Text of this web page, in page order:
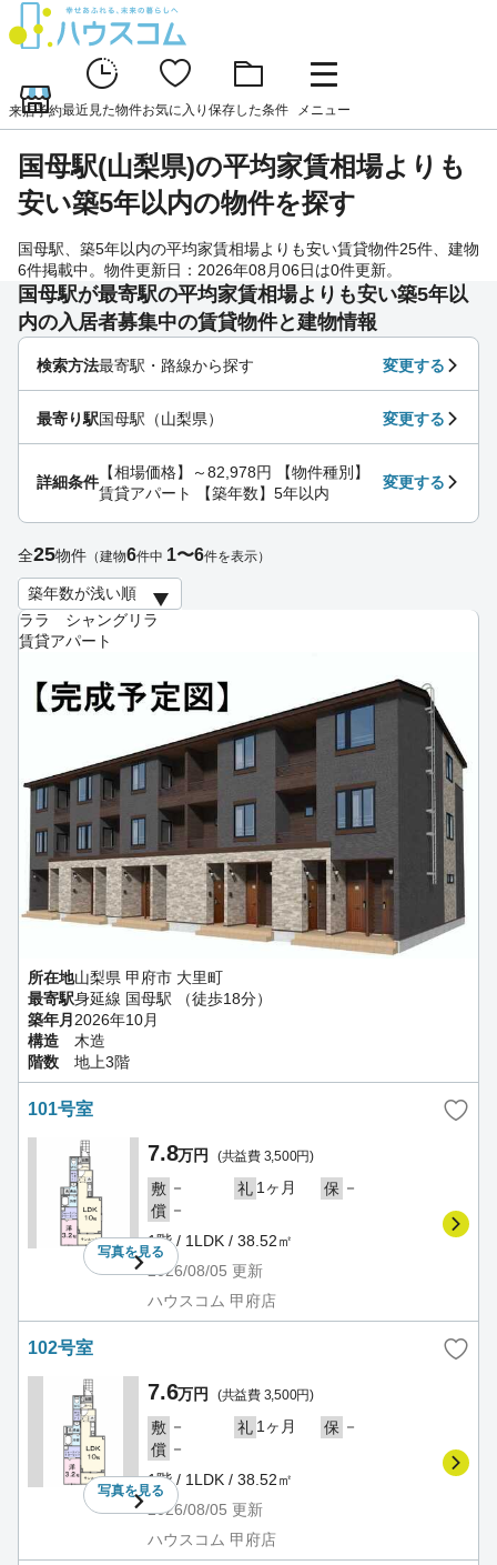
来店予約最近見た物件お気に入り 保存した条件 メニュー
国母駅(山梨県)の平均家賃相場よりも
安い築5年以内の物件を探す
国母駅、築5年以内の平均家賃相場よりも安い賃貸物件25件、建物
6件掲載中。物件更新日：2026年08月06日は0件更新。
国母駅が最寄駅の平均家賃相場よりも安い築5年以
内の入居者募集中の賃貸物件と建物情報
ララ シャングリラ
賃貸アパート
所在地山梨県 甲府市 大里町
最寄駅身延線 国母駅 （徒歩18分）
築年月 2026年10月
構造
木造
階数
地上3階
101号室
写真を見る
7.8万円 (共益費 3,500円)
敷 － 礼 1ヶ月 保 －
償 －
1階 / 1LDK / 38.52㎡
2026/08/05 更新
ハウスコム 甲府店
102号室
写真を見る
7.6万円 (共益費 3,500円)
敷 － 礼 1ヶ月 保 －
償 －
1階 / 1LDK / 38.52㎡
2026/08/05 更新
ハウスコム 甲府店
検索方法最寄駅・路線から探す 変更する
最寄り駅国母駅（山梨県） 変更する
詳細条件
【相場価格】～82,978円 【物件種別】
賃貸アパート 【築年数】5年以内
変更する
全25物件 （建物6件中 1〜6件を表示）